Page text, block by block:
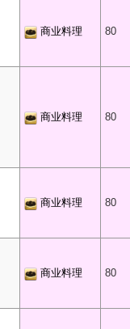
商业料理 80
商业料理 80
商业料理 80
商业料理 80